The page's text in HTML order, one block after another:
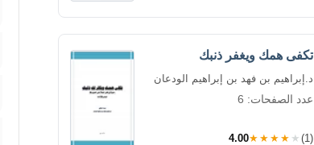
تكفى همك ويغفر ذنبك
د.إبراهيم بن فهد بن إبراهيم الودعان
عدد الصفحات: 6
4.00★★★★★ (1)